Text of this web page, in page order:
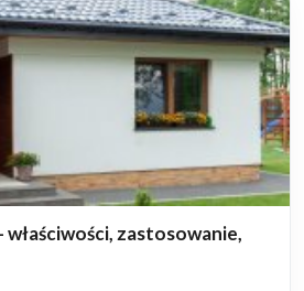
właściwości, zastosowanie,